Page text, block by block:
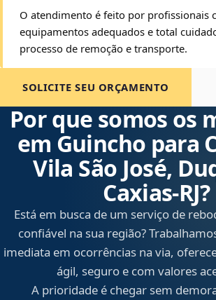
O atendimento é feito por profissionais
equipamentos adequados e total
processo de remoção e transporte.
SOLICITE SEU ORÇAMENTO
Por que somos os
em Guincho para
Vila São José,
Caxias‑RJ?
Está em busca de um serviço de
confiável na sua região?
imediata em ocorrências na via,
ágil, seguro e com valores
A prioridade é chegar sem